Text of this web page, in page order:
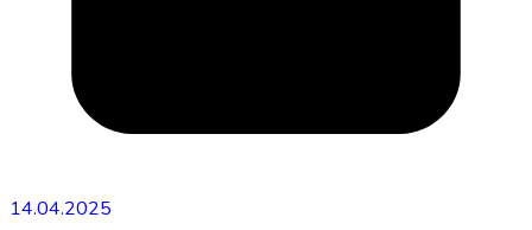
14.04.2025